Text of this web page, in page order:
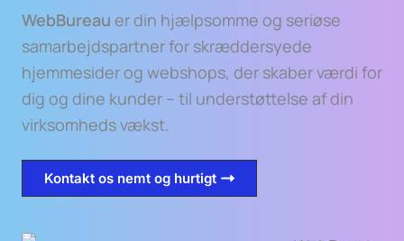
WebBureau er din hjælpsomme og seriøse
samarbejdspartner for skræddersyede
hjemmesider og webshops, der skaber værdi for
dig og dine kunder – til understøttelse af din
virksomheds vækst.
Kontakt os nemt og hurtigt